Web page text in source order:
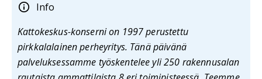
Info
Kattokeskus-konserni on 1997 perustettu
pirkkalalainen perheyritys. Tänä päivänä
palveluksessamme työskentelee yli 250 rakennusalan